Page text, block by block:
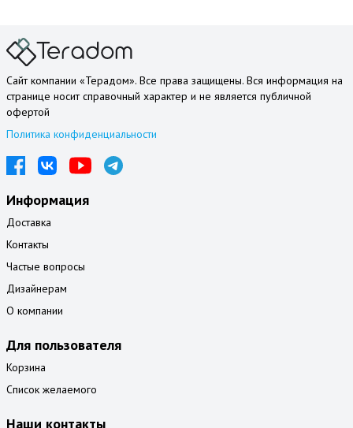
Сайт компании «Терадом». Все права защищены. Вся информация на
странице носит справочный характер и не является публичной
офертой
Политика конфиденциальности
Информация
Доставка
Контакты
Частые вопросы
Дизайнерам
О компании
Для пользователя
Корзина
Список желаемого
Наши контакты